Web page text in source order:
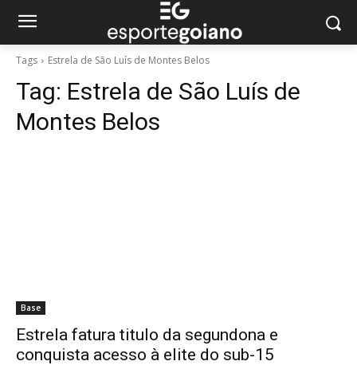
Tags Estrela de São Luís de Montes Belos
Tag: Estrela de São Luís de
Montes Belos
Base
Estrela fatura titulo da segundona e
conquista acesso à elite do sub-15